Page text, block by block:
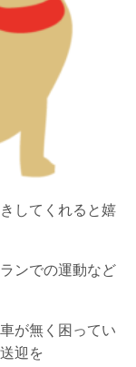
してくれると嬉
ンでの運動など
が無く困ってい
迎を